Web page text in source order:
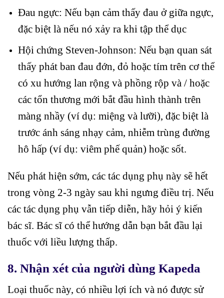
Đau ngực: Nếu bạn cảm thấy đau ở giữa ngực,
đặc biệt là nếu nó xảy ra khi tập thể dục
Hội chứng Steven-Johnson: Nếu bạn quan sát
thấy phát ban đau đớn, đỏ hoặc tím trên cơ thể
có xu hướng lan rộng và phồng rộp và / hoặc
các tổn thương mới bắt đầu hình thành trên
màng nhầy (ví dụ: miệng và lưỡi), đặc biệt là
trước ánh sáng nhạy cảm, nhiễm trùng đường
hô hấp (ví dụ: viêm phế quản) hoặc sốt.
Nếu phát hiện sớm, các tác dụng phụ này sẽ hết
trong vòng 2-3 ngày sau khi ngưng điều trị. Nếu
các tác dụng phụ vẫn tiếp diễn, hãy hỏi ý kiến
bác sĩ. Bác sĩ có thể hướng dẫn bạn bắt đầu lại
thuốc với liều lượng thấp.
8. Nhận xét của người dùng Kapeda
Loại thuốc này, có nhiều lợi ích và nó được sử